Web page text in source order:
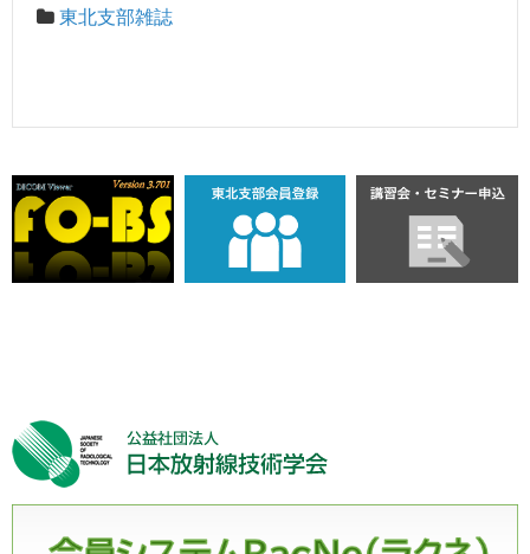
東北支部雑誌